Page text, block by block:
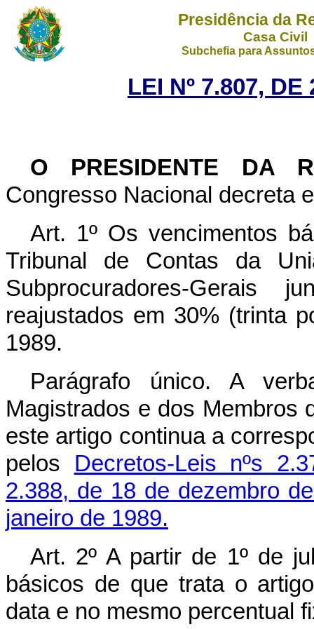
Presidência da
Casa Civil
Subchefia para
LEI Nº 7.807,
O PRESIDENTE DA
Congresso Nacional decreta
Art. 1º Os vencimentos
Tribunal de Contas da
Subprocuradores-
reajustados em 30% (trinta
1989.
Parágrafo único. A
Magistrados e dos Membros
este artigo continua a
pelos Decretos-Leis nºs
2.388, de 18 de dezembro
janeiro de 1989.
Art. 2º A partir de 1º de
básicos de que trata o
data e no mesmo percentual